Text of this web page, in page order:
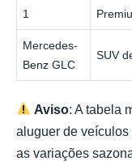
1
Mercedes-
Benz GLC
SUV
Aviso: A tabela
aluguer de veículos
as variações